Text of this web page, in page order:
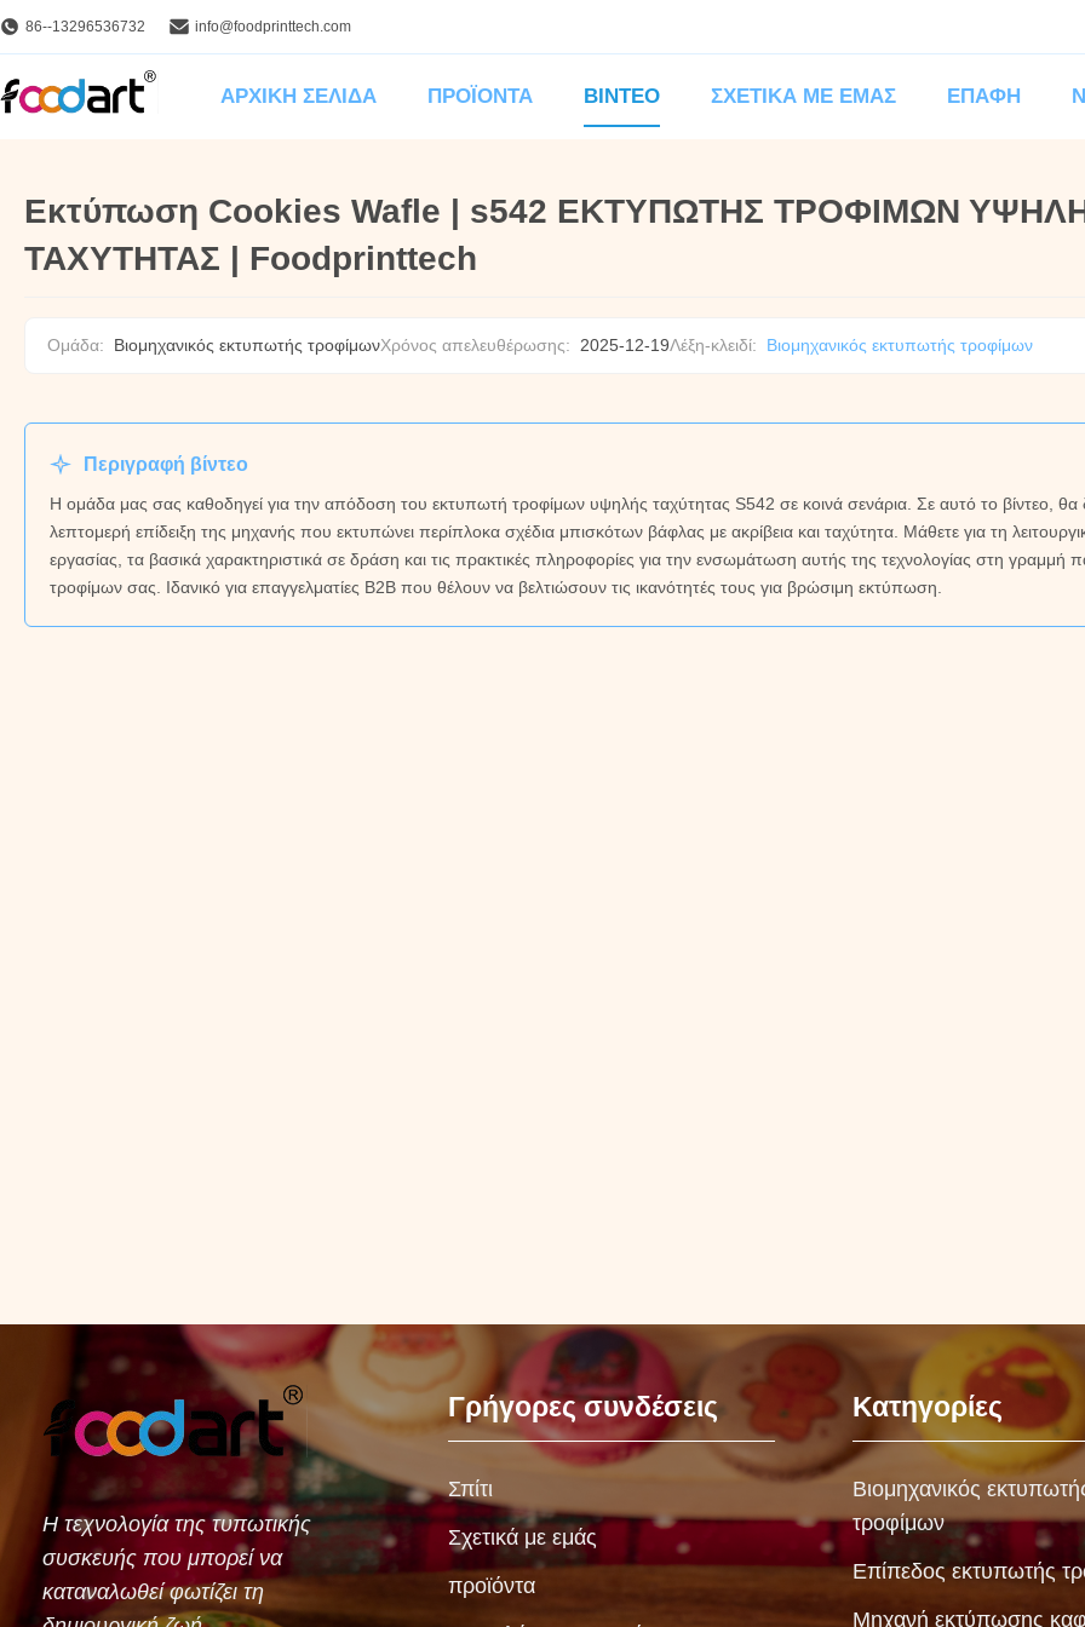
86--13296536732 info@foodprinttech.com
ΑΡΧΙΚΉ ΣΕΛΊΔΑ ΠΡΟΪΌΝΤΑ ΒΊΝΤΕΟ ΣΧΕΤΙΚΆ ΜΕ ΕΜΆΣ ΕΠΑΦΉ
Εκτύπωση Cookies Wafle | s542 ΕΚΤΥΠΩΤΗΣ ΤΡΟΦΙΜΩΝ
ΤΑΧΥΤΗΤΑΣ | Foodprinttech
Ομάδα: Βιομηχανικός εκτυπωτής τροφίμωνΧρόνος απελευθέρωσης: 2025-12-19Λέξη-κλειδί: Βιομηχανικός εκτυπωτής τροφίμων
Περιγραφή βίντεο
Η ομάδα μας σας καθοδηγεί για την απόδοση του εκτυπωτή τροφίμων υψηλής ταχύτητας S542 σε κοινά σενάρια. Σε αυτό το βίντεο, θα
λεπτομερή επίδειξη της μηχανής που εκτυπώνει περίπλοκα σχέδια μπισκότων βάφλας με ακρίβεια και ταχύτητα. Μάθετε για τη
εργασίας, τα βασικά χαρακτηριστικά σε δράση και τις πρακτικές πληροφορίες για την ενσωμάτωση αυτής της τεχνολογίας στη γραμμή
τροφίμων σας. Ιδανικό για επαγγελματίες B2B που θέλουν να βελτιώσουν τις ικανότητές τους για βρώσιμη εκτύπωση.
Η τεχνολογία της τυπωτικής
συσκευής που μπορεί να
καταναλωθεί φωτίζει τη
Γρήγορες συνδέσεις
Σπίτι
Σχετικά με εμάς
προϊόντα
Κατηγορίες
Βιομηχανικός
τροφίμων
Επίπεδος εκτυπωτής
Μηχανή εκτύπωσης